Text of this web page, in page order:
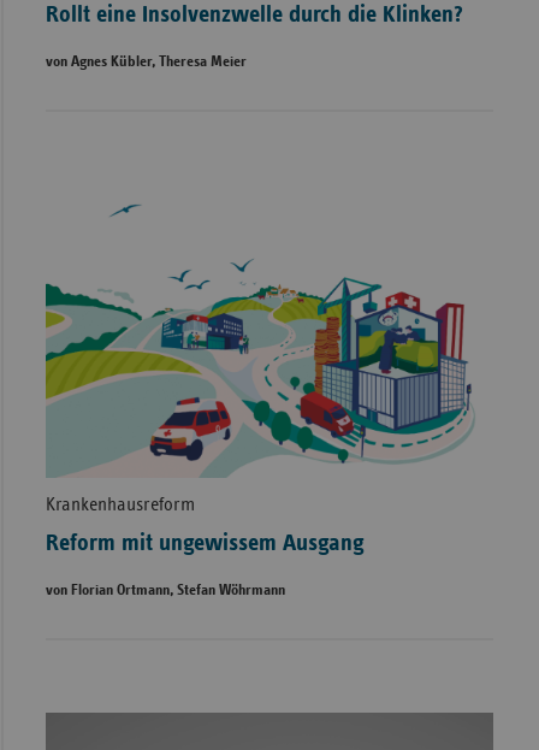
Rollt eine Insolvenzwelle durch die Klinken?
von Agnes Kübler, Theresa Meier
Krankenhausreform
Reform mit ungewissem Ausgang
von Florian Ortmann, Stefan Wöhrmann